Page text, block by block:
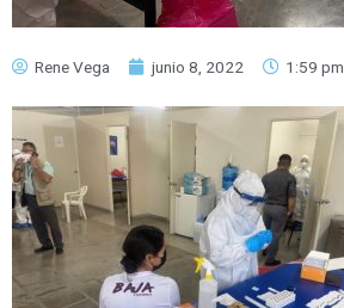
Rene Vega junio 8, 2022 1:59 pm